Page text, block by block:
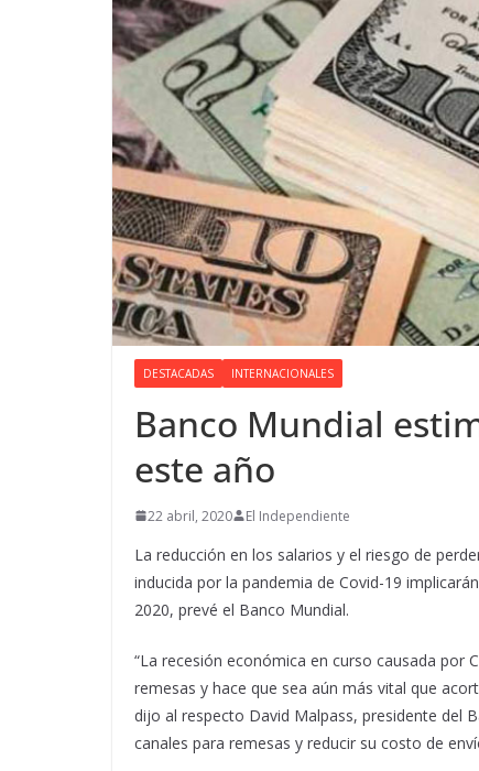
DESTACADAS INTERNACIONALES
Banco Mundial
este año
22 abril, 2020 El Independiente
La reducción en los salarios y el riesgo de
inducida por la pandemia de Covid-19
2020, prevé el Banco Mundial.
“La recesión económica en curso causada por
remesas y hace que sea aún más vital que
dijo al respecto David Malpass, presidente del
canales para remesas y reducir su costo de